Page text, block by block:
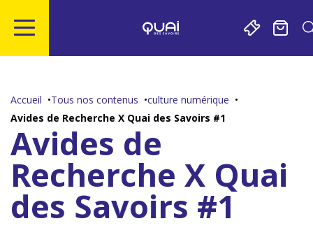
contenu
recherche
Accueil Tous nos contenus
culture numérique
Avides de Recherche X Quai des Savoirs #1
Avides de
Recherche X Quai
des Savoirs #1